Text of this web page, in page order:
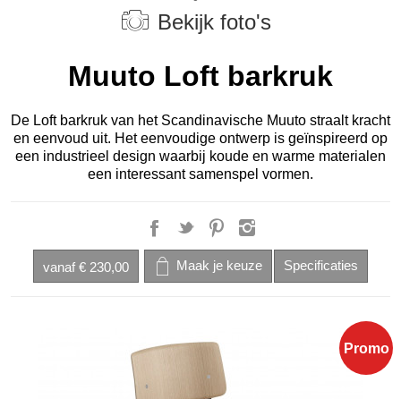
Bekijk foto's
Muuto Loft barkruk
De Loft barkruk van het Scandinavische Muuto straalt kracht
en eenvoud uit. Het eenvoudige ontwerp is geïnspireerd op
een industrieel design waarbij koude en warme materialen
een interessant samenspel vormen.
vanaf € 230,00
Promo